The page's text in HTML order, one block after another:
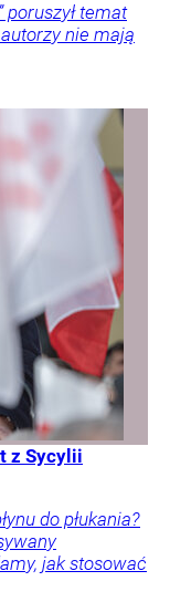
poruszył temat
nie mają
z Sycylii
do płukania?
jak stosować